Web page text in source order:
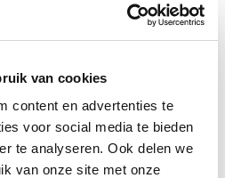
van cookies
content en advertenties te
voor social media te bieden
te analyseren. Ook delen we
van onze site met onze
11,57
incl. BTW
0,93 Wat is dit?